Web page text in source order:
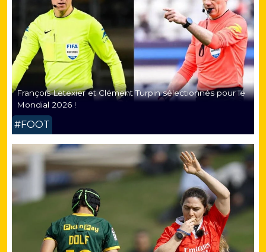
François Letexier et Clément Turpin sélectionnés pour le
Mondial 2026 !
#FOOT